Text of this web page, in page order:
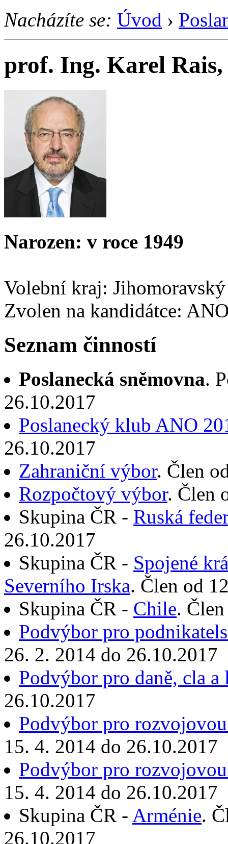
Nacházíte se: Úvod ›
prof. Ing. Karel
Narozen: v roce 1949
Volební kraj: Jihomoravský
Zvolen na kandidátce:
Seznam činností
Poslanecká sněmovna.
26.10.2017
Poslanecký klub ANO
26.10.2017
Zahraniční výbor. Člen
Rozpočtový výbor. Člen
Skupina ČR - Ruská
26.10.2017
Skupina ČR - Spojené
Severního Irska. Člen od
Skupina ČR - Chile.
Podvýbor pro
26. 2. 2014 do 26.10.2017
Podvýbor pro daně, cla a
26.10.2017
Podvýbor pro
15. 4. 2014 do 26.10.2017
Podvýbor pro
15. 4. 2014 do 26.10.2017
Skupina ČR - Arménie.
26.10.2017